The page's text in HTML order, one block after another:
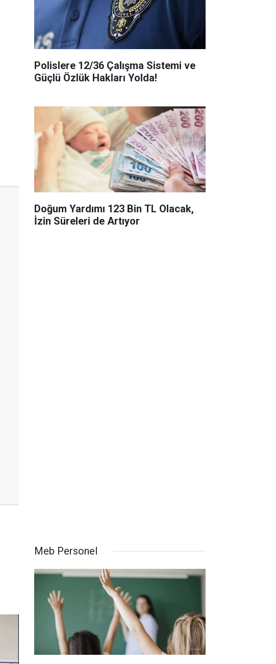
Polislere 12/36 Çalışma Sistemi ve
Güçlü Özlük Hakları Yolda!
Doğum Yardımı 123 Bin TL Olacak,
İzin Süreleri de Artıyor
Meb Personel